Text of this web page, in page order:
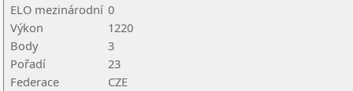
ELO mezinárodní 0
Výkon
1220
Body
3
Pořadí
23
Federace
CZE